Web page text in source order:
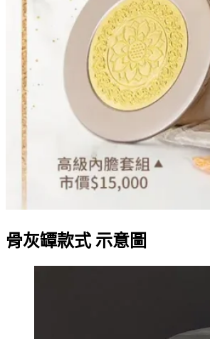
骨灰罈款式 示意圖